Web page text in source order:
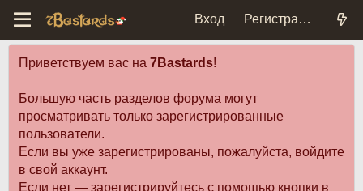
Вход Регистрация
Приветствуем вас на 7Bastards!
Большую часть разделов форума могут
просматривать только зарегистрированные
пользователи.
Если вы уже зарегистрированы, пожалуйста, войдите
в свой аккаунт.
Если нет — зарегистрируйтесь с помощью кнопки в